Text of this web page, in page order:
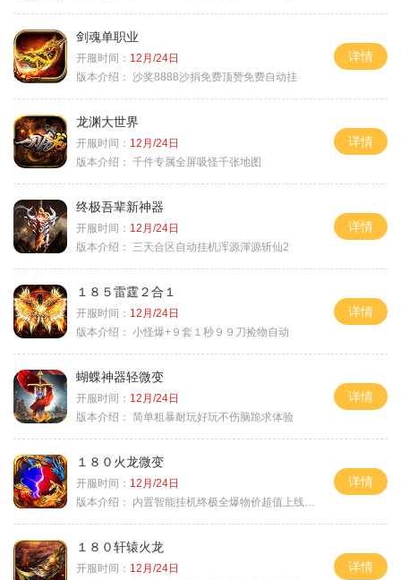
剑魂单职业
开服时间： 12月/24日
版本介绍： 沙奖8888沙捐免费顶赞免费自动挂
详情
龙渊大世界
开服时间： 12月/24日
版本介绍： 千件专属全屏吸怪千张地图
详情
终极吾辈新神器
开服时间： 12月/24日
版本介绍：
三天合区自动挂机浑源渾源斩仙2
详情
１８５雷霆２合１
开服时间： 12月/24日
版本介绍： 小怪爆+９套１秒９９刀捡物自动
详情
蝴蝶神器轻微变
开服时间： 12月/24日
版本介绍： 简单粗暴耐玩好玩不伤脑跪求体验
详情
１８０火龙微变
开服时间： 12月/24日
版本介绍：
内置智能挂机终极全爆物价超值上线送神器
详情
１８０轩辕火龙
开服时间： 12月/24日
详情